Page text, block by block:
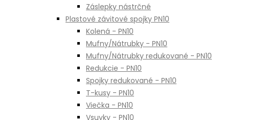
Záslepky nástrčné
Plastové závitové spojky PN10
Kolená - PN10
Mufny/Nátrubky - PN10
Mufny/Nátrubky redukované - PN10
Redukcie - PN10
Spojky redukované - PN10
T-kusy - PN10
Viečka - PN10
Vsuvky - PN10